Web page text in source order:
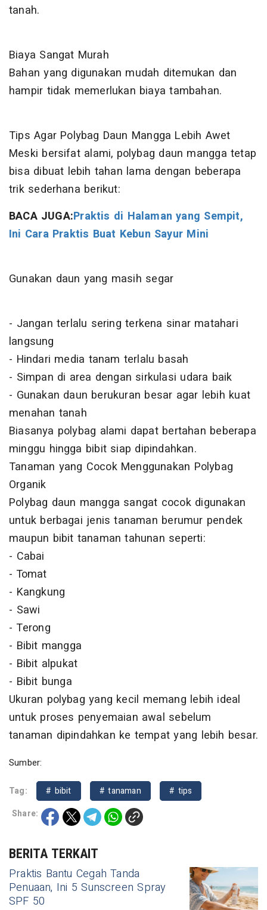
tanah.
Biaya Sangat Murah
Bahan yang digunakan mudah ditemukan dan
hampir tidak memerlukan biaya tambahan.
Tips Agar Polybag Daun Mangga Lebih Awet
Meski bersifat alami, polybag daun mangga tetap
bisa dibuat lebih tahan lama dengan beberapa
trik sederhana berikut:
BACA JUGA:Praktis di Halaman yang Sempit,
Ini Cara Praktis Buat Kebun Sayur Mini
Gunakan daun yang masih segar
- Jangan terlalu sering terkena sinar matahari
langsung
- Hindari media tanam terlalu basah
- Simpan di area dengan sirkulasi udara baik
- Gunakan daun berukuran besar agar lebih kuat
menahan tanah
Biasanya polybag alami dapat bertahan beberapa
minggu hingga bibit siap dipindahkan.
Tanaman yang Cocok Menggunakan Polybag
Organik
Polybag daun mangga sangat cocok digunakan
untuk berbagai jenis tanaman berumur pendek
maupun bibit tanaman tahunan seperti:
- Cabai
- Tomat
- Kangkung
- Sawi
- Terong
- Bibit mangga
- Bibit alpukat
- Bibit bunga
Ukuran polybag yang kecil memang lebih ideal
untuk proses penyemaian awal sebelum
tanaman dipindahkan ke tempat yang lebih besar.
Sumber:
Tag: # bibit # tanaman
# tips
Share:
BERITA TERKAIT
Praktis Bantu Cegah Tanda
Penuaan, Ini 5 Sunscreen Spray
SPF 50